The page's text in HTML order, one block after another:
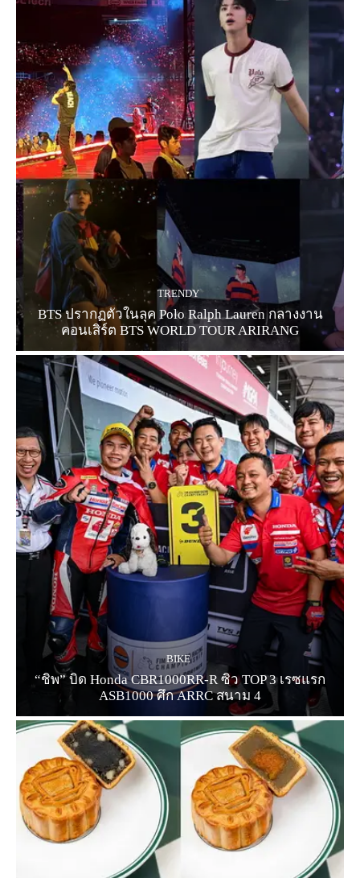
TRENDY
BTS ปรากฏตัวในลุค Polo Ralph Lauren กลางงาน
คอนเสิร์ต BTS WORLD TOUR ARIRANG
BIKE
“ชิพ” บิด Honda CBR1000RR-R ซิว TOP 3 เรซแรก
ASB1000 ศึก ARRC สนาม 4